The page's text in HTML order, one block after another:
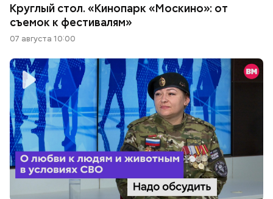
Круглый стол. «Кинопарк «Москино»: от
съемок к фестивалям»
07 августа 10:00